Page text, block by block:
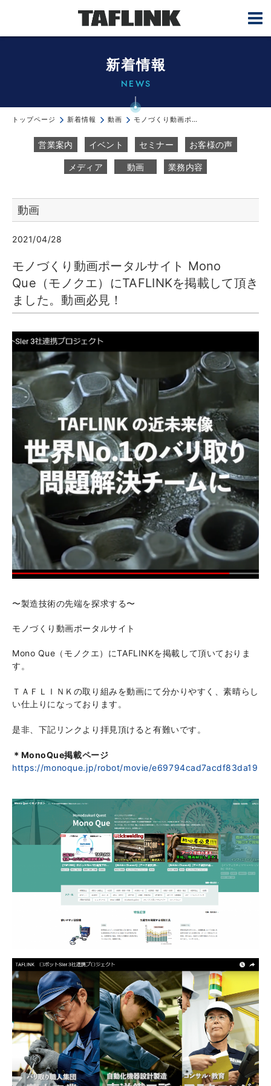
新着情報
NEWS
トップページ 新着情報 動画 モノづくり動画ポータルサイト Mono Que（モノクエ）にTAFLINK...
営業案内 イベント セミナー お客様の声
メディア 動画 業務内容
動画
2021/04/28
モノづくり動画ポータルサイト Mono
Que（モノクエ）にTAFLINKを掲載して頂き
ました。動画必見！
〜製造技術の先端を探求する〜
モノづくり動画ポータルサイト
Mono Que（モノクエ）にTAFLINKを掲載して頂いておりま
す。
ＴＡＦＬＩＮＫの取り組みを動画にて分かりやすく、素晴らし
い仕上りになっております。
是非、下記リンクより拝見頂けると有難いです。
＊MonoQue掲載ページ
https://monoque.jp/robot/movie/